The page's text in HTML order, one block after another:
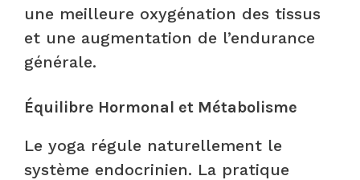
une meilleure oxygénation des tissus
et une augmentation de l’endurance
générale.
Équilibre Hormonal et Métabolisme
Le yoga régule naturellement le
système endocrinien. La pratique